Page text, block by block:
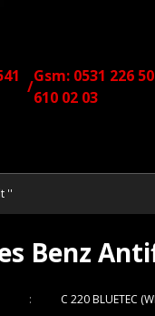
/
Gsm: 0531 226
610 02 03
''
Benz
C 220 BLUETEC